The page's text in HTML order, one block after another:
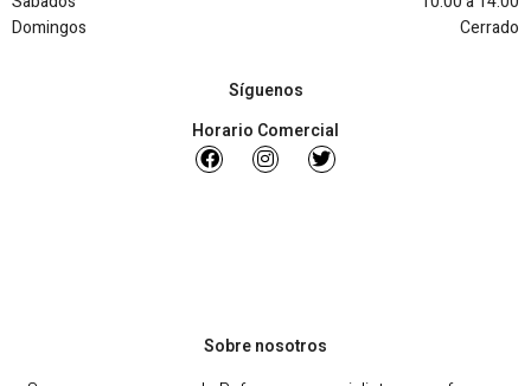
Domingos
Cerrado
Síguenos
Horario Comercial
Sobre nosotros